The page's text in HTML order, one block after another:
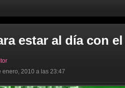
estar al día con
enero, 2010 a las 23:47